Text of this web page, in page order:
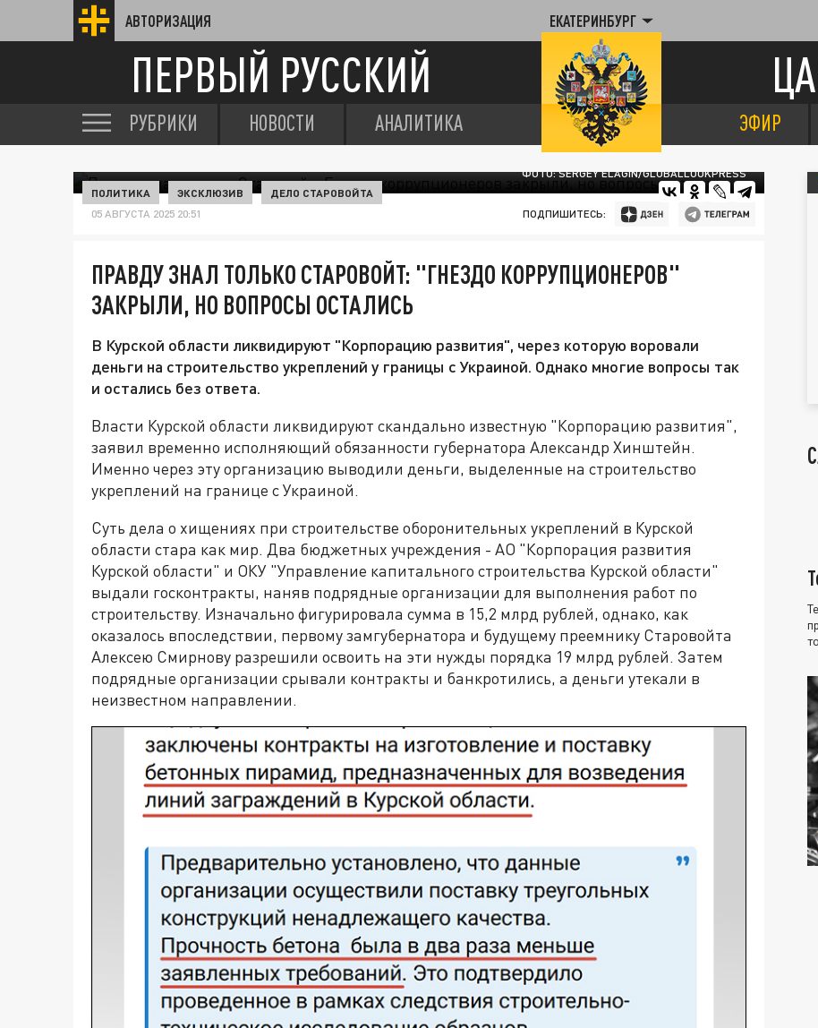
АВТОРИЗАЦИЯ ЕКАТЕРИНБУРГ
ПЕРВЫЙ РУССКИЙ
РУБРИКИ НОВОСТИ АНАЛИТИКА ЭФИР
ФОТО: SERGEY ELAGIN/GLOBALLOOKPRESS
ПОЛИТИКА ЭКСКЛЮЗИВ ДЕЛО СТАРОВОЙТА
05 АВГУСТА 2025 20:51 ПОДПИШИТЕСЬ:
ПРАВДУ ЗНАЛ ТОЛЬКО СТАРОВОЙТ: "ГНЕЗДО КОРРУПЦИОНЕРОВ"
ЗАКРЫЛИ, НО ВОПРОСЫ ОСТАЛИСЬ
В Курской области ликвидируют "Корпорацию развития", через которую воровали
деньги на строительство укреплений у границы с Украиной. Однако многие вопросы так
и остались без ответа.
Власти Курской области ликвидируют скандально известную "Корпорацию развития",
заявил временно исполняющий обязанности губернатора Александр Хинштейн.
Именно через эту организацию выводили деньги, выделенные на строительство
укреплений на границе с Украиной.
Суть дела о хищениях при строительстве оборонительных укреплений в Курской
области стара как мир. Два бюджетных учреждения - АО "Корпорация развития
Курской области" и ОКУ "Управление капитального строительства Курской области"
выдали госконтракты, наняв подрядные организации для выполнения работ по
строительству. Изначально фигурировала сумма в 15,2 млрд рублей, однако, как
оказалось впоследствии, первому замгубернатора и будущему преемнику Старовойта
Алексею Смирнову разрешили освоить на эти нужды порядка 19 млрд рублей. Затем
подрядные организации срывали контракты и банкротились, а деньги утекали в
неизвестном направлении.